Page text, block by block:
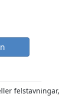
felstavningar,